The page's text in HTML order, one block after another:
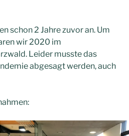
schon 2 Jahre zuvor an. Um
wir 2020 im
Leider musste das
abgesagt werden, auch